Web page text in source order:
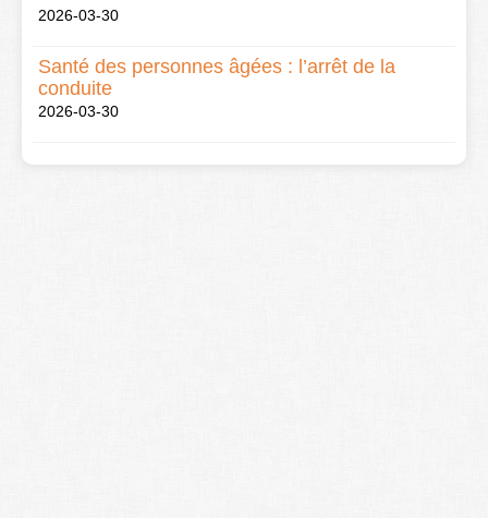
2026-03-30
Santé des personnes âgées : l’arrêt de la
conduite
2026-03-30